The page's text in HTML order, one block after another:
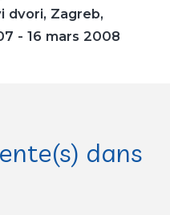
dvori, Zagreb,
- 16 mars 2008
dans